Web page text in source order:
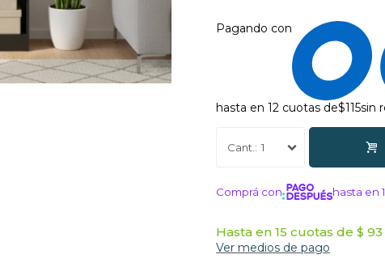
Pagando con
hasta en 12 cuotas de$115sin
1
Comprá con hasta en
¡ME
Hasta en 15 cuotas de $
Ver medios de pago